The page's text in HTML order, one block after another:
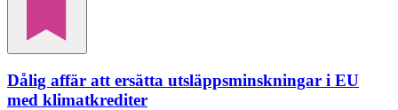
Dålig affär att ersätta utsläppsminskningar i EU
med klimatkrediter